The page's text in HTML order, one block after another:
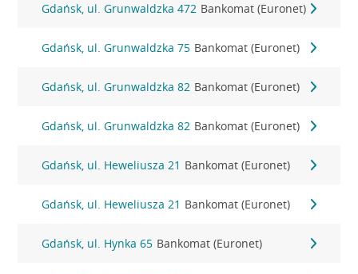
Gdańsk, ul. Grunwaldzka 472 Bankomat (Euronet)
Gdańsk, ul. Grunwaldzka 75 Bankomat (Euronet)
Gdańsk, ul. Grunwaldzka 82 Bankomat (Euronet)
Gdańsk, ul. Grunwaldzka 82 Bankomat (Euronet)
Gdańsk, ul. Heweliusza 21 Bankomat (Euronet)
Gdańsk, ul. Heweliusza 21 Bankomat (Euronet)
Gdańsk, ul. Hynka 65 Bankomat (Euronet)